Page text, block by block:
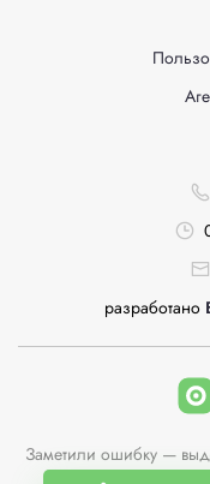
разработано
Заметили ошибку —